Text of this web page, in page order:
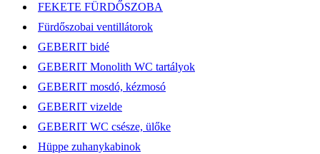
FEKETE FÜRDŐSZOBA
Fürdőszobai ventillátorok
GEBERIT bidé
GEBERIT Monolith WC tartályok
GEBERIT mosdó, kézmosó
GEBERIT vizelde
GEBERIT WC csésze, ülőke
Hüppe zuhanykabinok